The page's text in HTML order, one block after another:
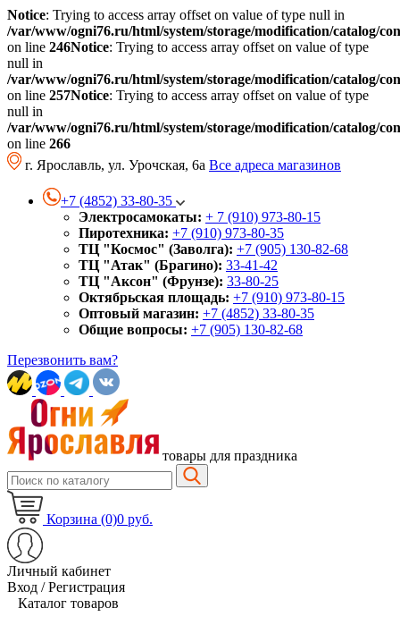
Notice: Trying to access array offset on value of type null in
/var/www/ogni76.ru/html/system/storage/modification/catalog/
on line 246Notice: Trying to access array offset on value of type
null in
/var/www/ogni76.ru/html/system/storage/modification/catalog/
on line 257Notice: Trying to access array offset on value of type
null in
/var/www/ogni76.ru/html/system/storage/modification/catalog/
on line 266
г. Ярославль, ул. Урочская, 6а Все адреса магазинов
+7 (4852) 33-80-35
Электросамокаты: + 7 (910) 973-80-15
Пиротехника: +7 (910) 973-80-35
ТЦ "Космос" (Заволга): +7 (905) 130-82-68
ТЦ "Атак" (Брагино): 33-41-42
ТЦ "Аксон" (Фрунзе): 33-80-25
Октябрьская площадь: +7 (910) 973-80-15
Оптовый магазин: +7 (4852) 33-80-35
Общие вопросы: +7 (905) 130-82-68
Перезвонить вам?
товары для праздника
Корзина (0)0 руб.
Личный кабинет
Вход / Регистрация
Каталог товаров